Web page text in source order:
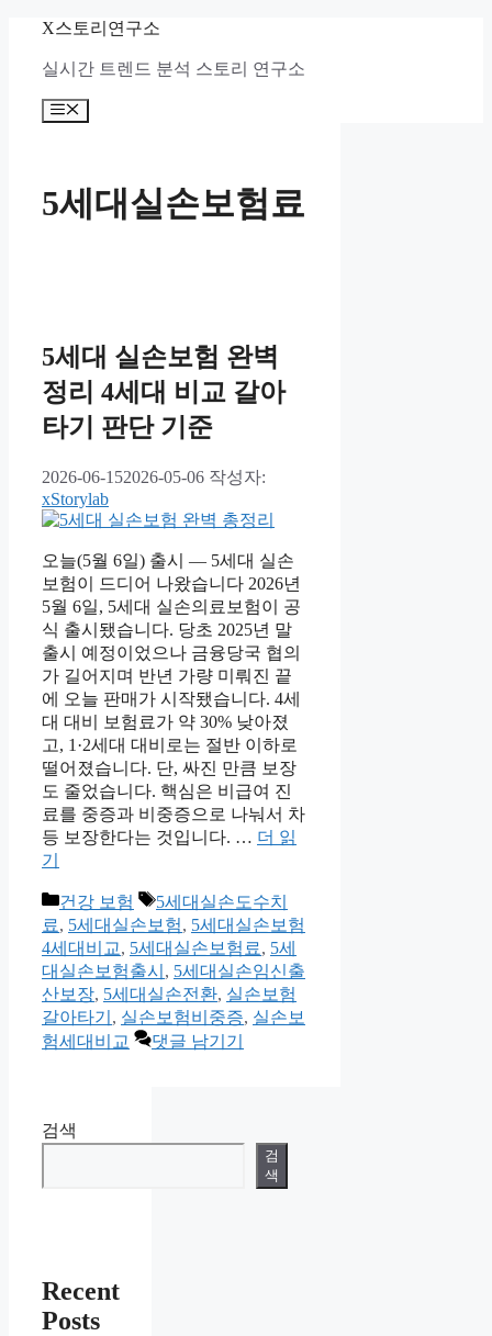
X스토리연구소
실시간 트렌드 분석 스토리 연구소
메
5세대실손보험료
5세대 실손보험 완벽
정리 4세대 비교 갈아
타기 판단 기준
2026-06-152026-05-06 작성자:
xStorylab
오늘(5월 6일) 출시 — 5세대 실손
보험이 드디어 나왔습니다 2026년
5월 6일, 5세대 실손의료보험이 공
식 출시됐습니다. 당초 2025년 말
출시 예정이었으나 금융당국 협의
가 길어지며 반년 가량 미뤄진 끝
에 오늘 판매가 시작됐습니다. 4세
대 대비 보험료가 약 30% 낮아졌
고, 1·2세대 대비로는 절반 이하로
떨어졌습니다. 단, 싸진 만큼 보장
도 줄었습니다. 핵심은 비급여 진
료를 중증과 비중증으로 나눠서 차
등 보장한다는 것입니다. … 더 읽
기
카
테
고
리
건강 보험
태
그
5세대실손도수치
료, 5세대실손보험, 5세대실손보험
4세대비교, 5세대실손보험료, 5세
대실손보험출시 , 5세대실손임신출
산보장, 5세대실손전환, 실손보험
갈아타기 , 실손보험비중증, 실손보
험세대비교
댓글 남기기
검색
검
색
Recent
Posts